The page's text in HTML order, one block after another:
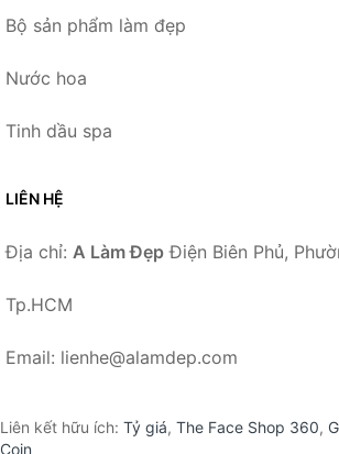
Bộ sản phẩm làm đẹp
Nước hoa
Tinh dầu spa
LIÊN HỆ
Địa chỉ: A Làm Đẹp Điện Biên Phủ,
Tp.HCM
Email: lienhe@alamdep.com
Liên kết hữu ích: Tỷ giá, The Face Shop 360,
Coin